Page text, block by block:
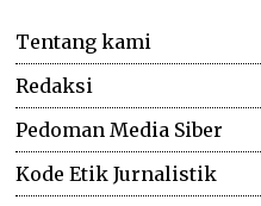
Tentang kami
Redaksi
Pedoman Media Siber
Kode Etik Jurnalistik